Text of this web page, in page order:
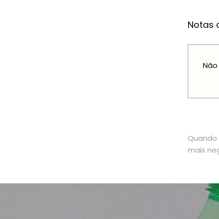
Notas
mais